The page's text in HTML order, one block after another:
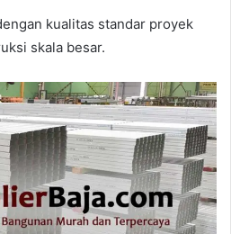
kualitas standar proyek
skala besar.